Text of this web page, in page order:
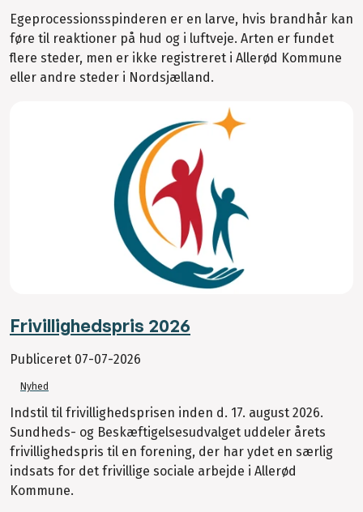
Egeprocessionsspinderen er en larve, hvis brandhår kan
føre til reaktioner på hud og i luftveje. Arten er fundet
flere steder, men er ikke registreret i Allerød Kommune
eller andre steder i Nordsjælland.
Frivillighedspris 2026
Publiceret 07-07-2026
Nyhed
Indstil til frivillighedsprisen inden d. 17. august 2026.
Sundheds- og Beskæftigelsesudvalget uddeler årets
frivillighedspris til en forening, der har ydet en særlig
indsats for det frivillige sociale arbejde i Allerød
Kommune.